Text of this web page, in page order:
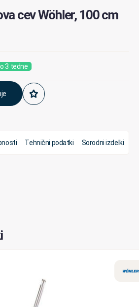
cev Wöhler, 100 cm
3 tedne
Tehnični podatki Sorodni izdelki